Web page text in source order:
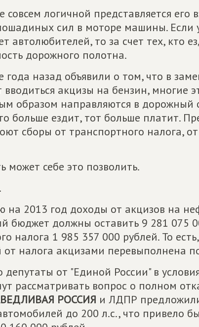
совсем логичной представляется
сил в моторе машины. Если
автолюбителей, то за счет тех, кто
дорожного полотна.
года назад объявили о том, что в
вводиться акцизы на бензин, многие
образом направляются в дорожный
больше ездит, тот больше платит.
сборы от транспортного налога,
может себе это позволить.
на 2013 год доходы от акцизов на
бюджет должны оставить 9 281 075
налога 1 985 357 000 рублей. То
от налога акцизами перевыполнена
депутаты от "Единой России" в
рассматривать вопрос о полном
РОССИЯ и ЛДПР
до 200 л.с., что привело